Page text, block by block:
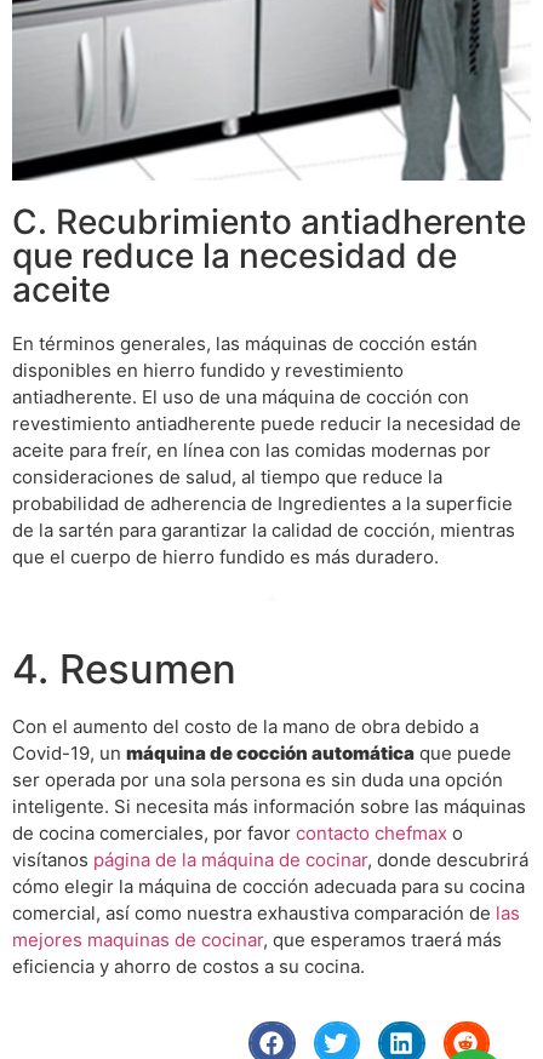
C. Recubrimiento antiadherente
que reduce la necesidad de
aceite
En términos generales, las máquinas de cocción están
disponibles en hierro fundido y revestimiento
antiadherente. El uso de una máquina de cocción con
revestimiento antiadherente puede reducir la necesidad de
aceite para freír, en línea con las comidas modernas por
consideraciones de salud, al tiempo que reduce la
probabilidad de adherencia de Ingredientes a la superficie
de la sartén para garantizar la calidad de cocción, mientras
que el cuerpo de hierro fundido es más duradero.
4. Resumen
Con el aumento del costo de la mano de obra debido a
Covid-19, un máquina de cocción automática que puede
ser operada por una sola persona es sin duda una opción
inteligente. Si necesita más información sobre las máquinas
de cocina comerciales, por favor contacto chefmax o
visítanos página de la máquina de cocinar, donde descubrirá
cómo elegir la máquina de cocción adecuada para su cocina
comercial, así como nuestra exhaustiva comparación de las
mejores maquinas de cocinar, que esperamos traerá más
eficiencia y ahorro de costos a su cocina.